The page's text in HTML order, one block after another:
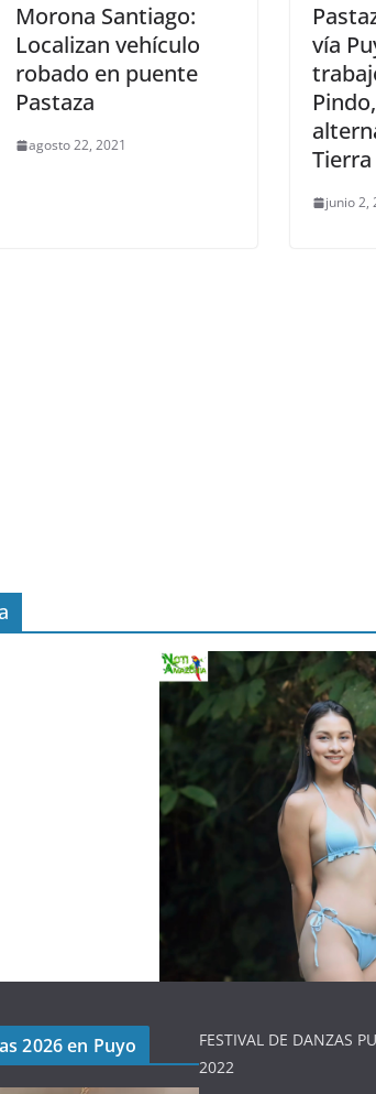
Morona Santiago:
Localizan vehículo
robado en puente
Pastaza
agosto 22, 2021
vía
Tierra
junio 2,
2026 en Puyo
FESTIVAL DE DANZAS
2022